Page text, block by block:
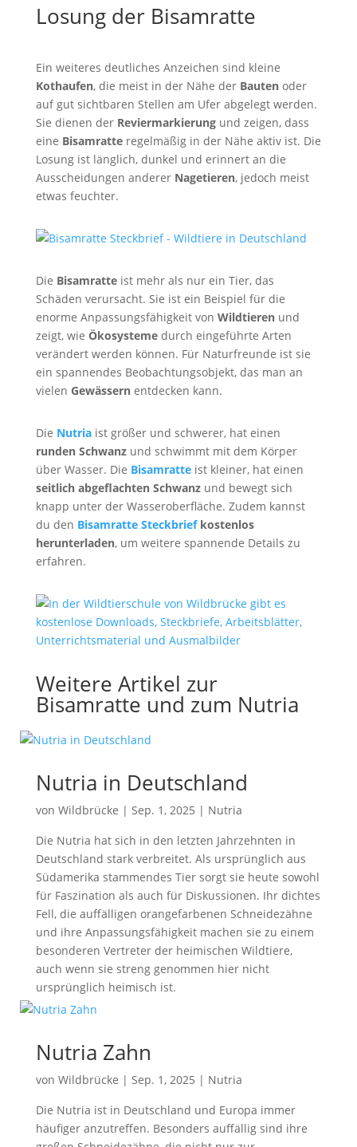
Losung der Bisamratte
Ein weiteres deutliches Anzeichen sind kleine
Kothaufen, die meist in der Nähe der Bautenoder
auf gut sichtbaren Stellen am Ufer abgelegt werden.
Sie dienen der Reviermarkierungund zeigen, dass
eine Bisamratteregelmäßig in der Nähe aktiv ist. Die
Losung ist länglich, dunkel und erinnert an die
Ausscheidungen anderer Nagetieren, jedoch meist
etwas feuchter.
Die Bisamratteist mehr als nur ein Tier, das
Schäden verursacht. Sie ist ein Beispiel für die
enorme Anpassungsfähigkeit von Wildtierenund
zeigt, wie Ökosystemedurch eingeführte Arten
verändert werden können. Für Naturfreunde ist sie
ein spannendes Beobachtungsobjekt, das man an
vielen Gewässernentdecken kann.
Die Nutria ist größer und schwerer, hat einen
runden Schwanzund schwimmt mit dem Körper
über Wasser. Die Bisamratte ist kleiner, hat einen
seitlich abgeflachten Schwanzund bewegt sich
knapp unter der Wasseroberfläche. Zudem kannst
du den Bisamratte Steckbriefkostenlos
herunterladen, um weitere spannende Details zu
erfahren.
Weitere Artikel zur
Bisamratte und zum Nutria
Nutria in Deutschland
von Wildbrücke | Sep. 1, 2025 | Nutria
Die Nutria hat sich in den letzten Jahrzehnten in
Deutschland stark verbreitet. Als ursprünglich aus
Südamerika stammendes Tier sorgt sie heute sowohl
für Faszination als auch für Diskussionen. Ihr dichtes
Fell, die auffälligen orangefarbenen Schneidezähne
und ihre Anpassungsfähigkeit machen sie zu einem
besonderen Vertreter der heimischen Wildtiere,
auch wenn sie streng genommen hier nicht
ursprünglich heimisch ist.
Nutria Zahn
von Wildbrücke | Sep. 1, 2025 | Nutria
Die Nutria ist in Deutschland und Europa immer
häufiger anzutreffen. Besonders auffällig sind ihre